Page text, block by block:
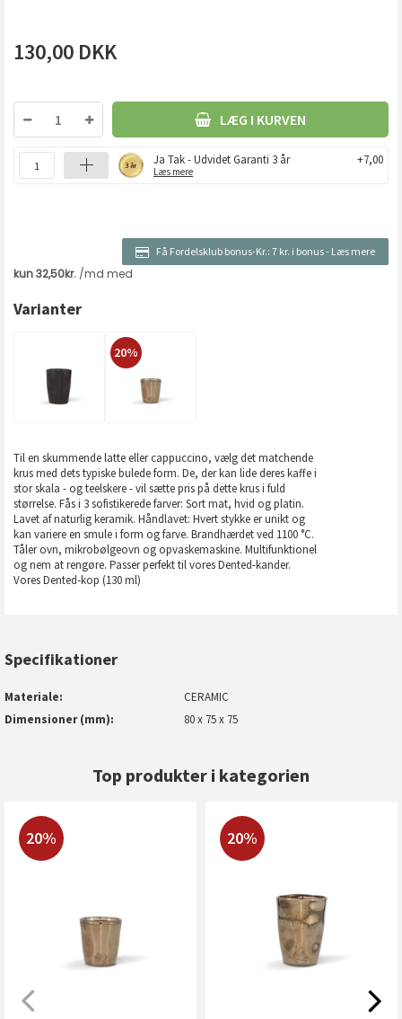
130,00 DKK
LÆG I KURVEN
Ja Tak - Udvidet Garanti 3 år
Læs mere
+7,00
Få Fordelsklub bonus-Kr.: 7 kr. i bonus- Læs mere
Varianter
20%
Til en skummende latte eller cappuccino, vælg det matchende
krus med dets typiske bulede form. De, der kan lide deres kaffe i
stor skala - og teelskere - vil sætte pris på dette krus i fuld
størrelse. Fås i 3 sofistikerede farver: Sort mat, hvid og platin.
Lavet af naturlig keramik. Håndlavet: Hvert stykke er unikt og
kan variere en smule i form og farve. Brandhærdet ved 1100 °C.
Tåler ovn, mikrobølgeovn og opvaskemaskine. Multifunktionel
og nem at rengøre. Passer perfekt til vores Dented-kander.
Vores Dented-kop (130 ml)
Specifikationer
Materiale
CERAMIC
Dimensioner (mm)
80 x 75 x 75
Top produkter i kategorien
20% 20%